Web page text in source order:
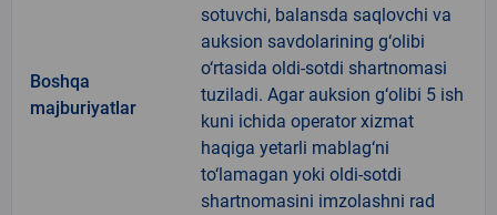
Boshqa
majburiyatlar
sotuvchi, balansda saqlovchi va
auksion savdolarining g‘olibi
o‘rtasida oldi-sotdi shartnomasi
tuziladi. Agar auksion g‘olibi 5 ish
kuni ichida operator xizmat
haqiga yetarli mablag‘ni
to‘lamagan yoki oldi-sotdi
shartnomasini imzolashni rad